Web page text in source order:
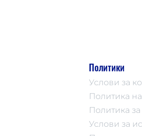
Политики
Услови за
Политика
Политика
Услови за